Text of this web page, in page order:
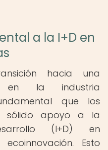
a la I+D en
hacia una
en la industria
que los
sólido apoyo a la
(I+D) en
Esto